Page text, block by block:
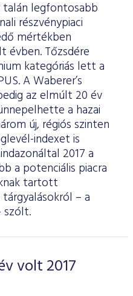
legfontosabb
részvénypiaci
mértékben
évben. Tőzsdére
kategóriás lett a
A Waberer’s
az elmúlt 20 év
a hazai
új, régiós szinten
indexet is
2017 a
a potenciális piacra
tartott
– a
szólt.
volt 2017